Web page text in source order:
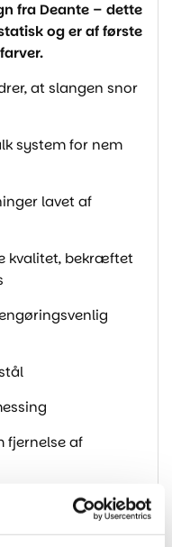
fra Deante – dette
og er af første
at slangen snor
system for nem
lavet af
kvalitet, bekræftet
fjernelse af
mange